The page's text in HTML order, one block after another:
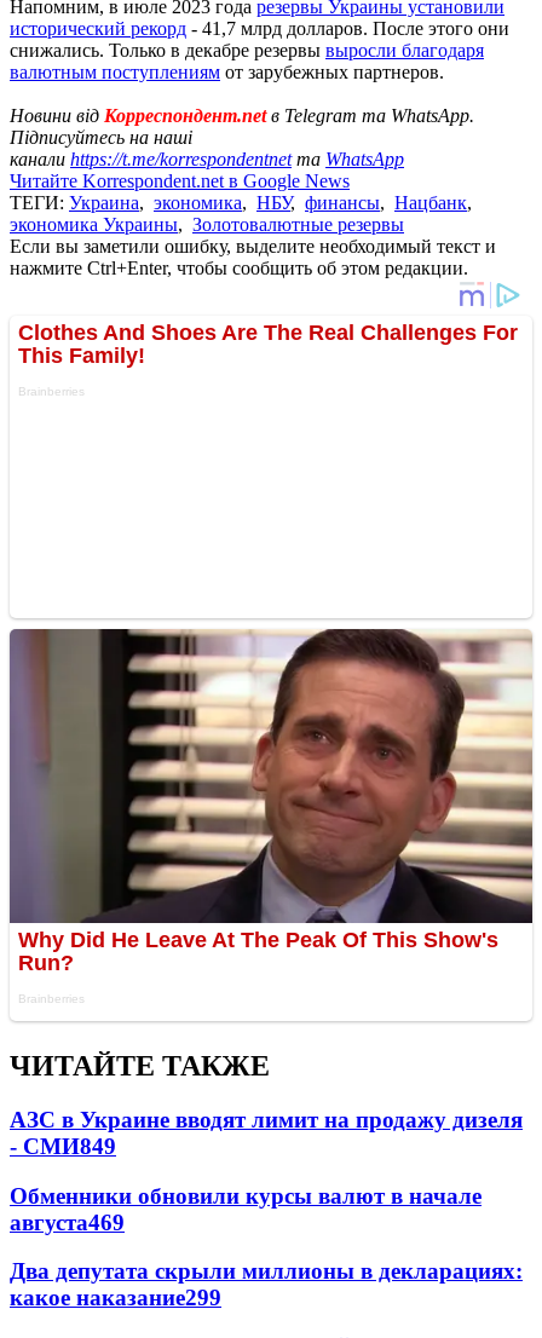
Напомним, в июле 2023 года резервы Украины установили
исторический рекорд - 41,7 млрд долларов. После этого они
снижались. Только в декабре резервы выросли благодаря
валютным поступлениям от зарубежных партнеров.
Новини від Корреспондент.netв Telegram та WhatsApp.
Підписуйтесь на наші
канали https://t.me/korrespondentnetта WhatsApp
Читайте Korrespondent.net в Google News
ТЕГИ: Украина, экономика, НБУ, финансы, Нацбанк,
экономика Украины, Золотовалютные резервы
Если вы заметили ошибку, выделите необходимый текст и
нажмите Ctrl+Enter, чтобы сообщить об этом редакции.
ЧИТАЙТЕ ТАКЖЕ
АЗС в Украине вводят лимит на продажу дизеля
- СМИ849
Обменники обновили курсы валют в начале
августа469
Два депутата скрыли миллионы в декларациях:
какое наказание299